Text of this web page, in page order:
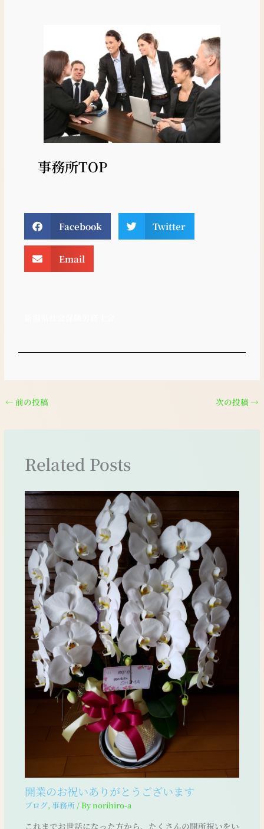
事務所TOP
Facebook Twitter
Email
← 前の投稿 次の投稿 →
Related Posts
開業のお祝いありがとうございます
ブログ, 事務所 / Bynorihiro-a
これまでお世話になった方から、たくさんの開所祝いをい